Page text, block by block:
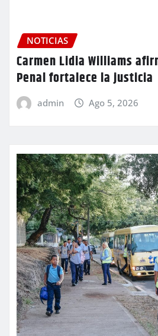
NOTICIAS
Carmen Lidia Williams
Penal fortalece la justicia
admin Ago 5, 2026